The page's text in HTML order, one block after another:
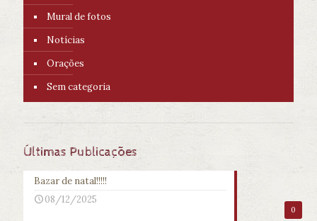
Mural de fotos
Notícias
Orações
Sem categoria
Últimas Publicações
0
Bazar de natal!!!!!
08/12/2025